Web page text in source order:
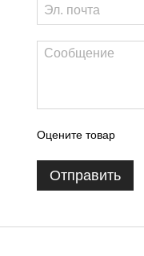
Оцените товар
Отправить